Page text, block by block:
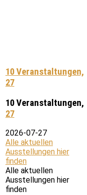
10 Veranstaltungen,
27
10 Veranstaltungen,
27
2026-07-27
Alle aktuellen
Ausstellungen hier
finden
Alle aktuellen
Ausstellungen hier
finden